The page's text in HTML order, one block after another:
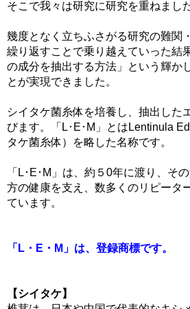
そこで我々は研究に研究を重ねました
幾度となく立ちふさがる研究の難関
繰り返すことで乗り越えていった結
の成分を抽出する方法」という輝か
とが実現できました。
シイタケ菌糸体を培養し、抽出した
びます。「L･E･M」とはLentinula
タケ菌糸体）を略した名称です。
「L･E･M」は、約５0年に渡り、そ
方の健康を支え、数多くのリピータ
ています。
「L・E・M」は、登録商標です。
【シイタケ】